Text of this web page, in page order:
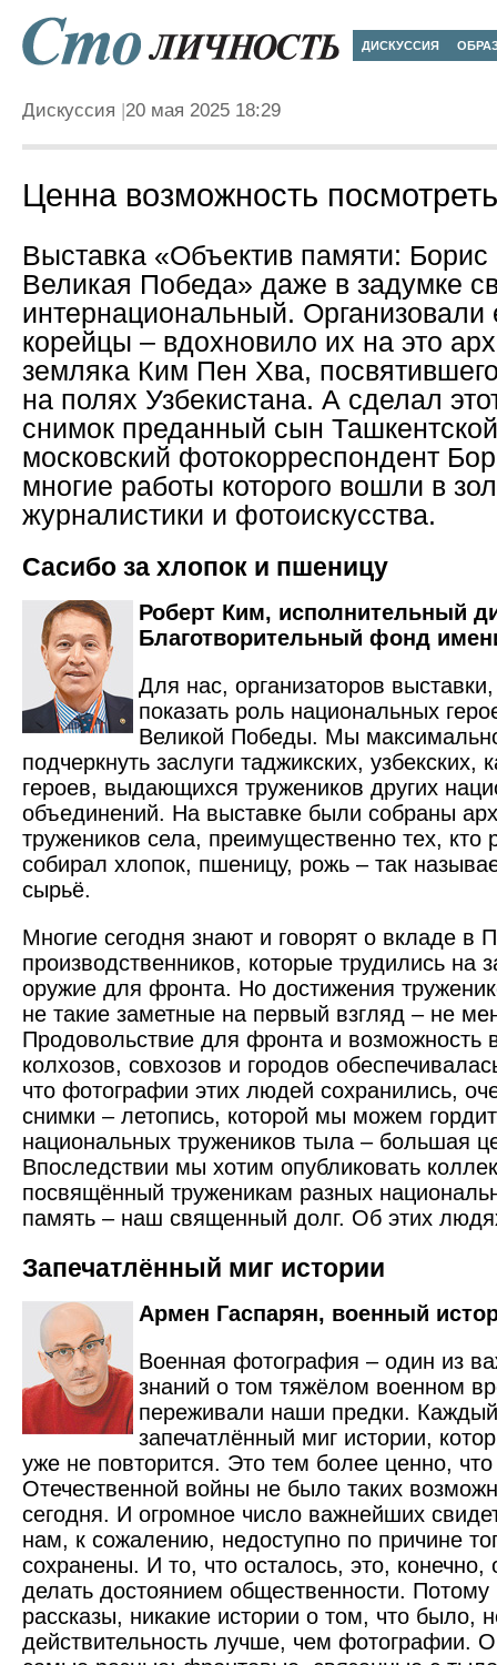
ДИСКУССИЯ
Дискуссия 20 мая 2025 18:29
Ценна возможность
Выставка «Объектив памяти: Борис
Великая Победа» даже в задумке
интернациональный. Организовали
корейцы – вдохновило их на это
земляка Ким Пен Хва,
на полях Узбекистана. А сделал
снимок преданный сын
московский фотокорреспондент
многие работы которого вошли в
журналистики и фотоискусства.
Сасибо за хлопок и пшеницу
Роберт Ким, исполнительный
Благотворительный фонд
Для нас, организаторов
показать роль нацио­нальных
Великой Победы. Мы
подчеркнуть заслуги таджикских, узбекских,
героев, выдающихся тружеников других
объединений. На выставке были собраны
тружеников села, преимущественно тех, кто
собирал хлопок, пшеницу, рожь – так
сырьё.
Многие сегодня знают и говорят о вкладе в
производственников, которые трудились на
оружие для фронта. Но достижения
не такие заметные на первый взгляд – не
Продовольствие для фронта и возможность
колхозов, совхозов и городов
что фотографии этих людей сохранились,
снимки – летопись, которой мы можем
национальных тружеников тыла – большая
Впоследствии мы хотим опубликовать
посвящённый труженикам разных
память – наш священный долг. Об этих
Запечатлённый миг истории
Армен Гаспарян, военный
Военная фотография – один из
знаний о том тяжёлом военном
переживали наши предки. Каждый
запечатлённый миг истории,
уже не повторится. Это тем более ценно,
Отечественной войны не было таких
сегодня. И огромное число важнейших
нам, к сожалению, недоступно по причине
сохранены. И то, что осталось, это, конечно,
делать достоянием общественности. Потому
рассказы, никакие истории о том, что было,
действительность лучше, чем фотографии.